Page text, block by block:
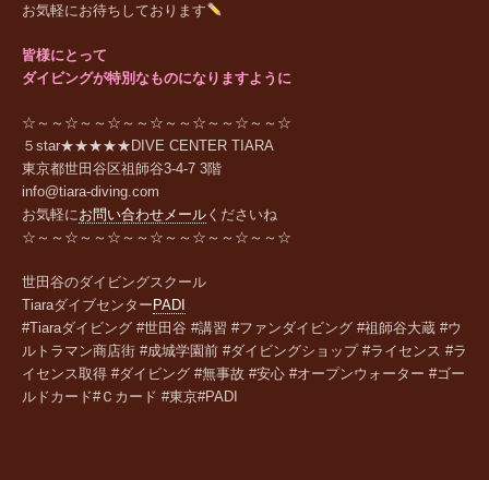
お気軽にお待ちしております
皆様にとって
ダイビングが特別なものになりますように
☆～～☆～～☆～～☆～～☆～～☆～～☆
５star★★★★★DIVE CENTER TIARA
東京都世田谷区祖師谷3-4-7 3階
info@tiara-diving.com
お気軽に お問い合わせメール くださいね
☆～～☆～～☆～～☆～～☆～～☆～～☆
世田谷のダイビングスクール
TiaraダイブセンターPADI
#Tiaraダイビング #世田谷 #講習 #ファンダイビング #祖師谷大蔵 #ウ
ルトラマン商店街 #成城学園前 #ダイビングショップ #ライセンス #ラ
イセンス取得 #ダイビング #無事故 #安心 #オープンウォーター #ゴー
ルドカード#Ｃカード #東京#PADI